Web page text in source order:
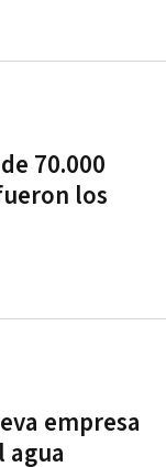
70.000
los
empresa
agua